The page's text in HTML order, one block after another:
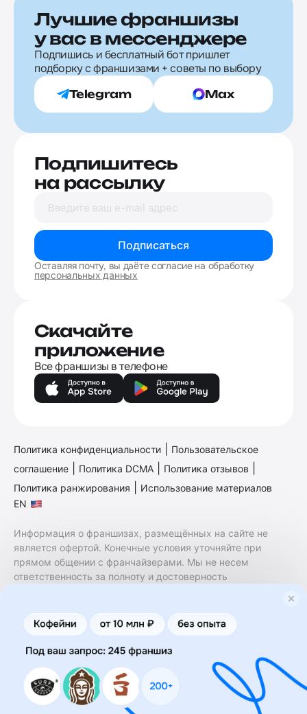
Лучшие франшизы
у вас в мессенджере
Подпишись и бесплатный бот пришлет
подборку с франшизами + советы по выбору
Telegram Max
Подпишитесь
на рассылку
Подписаться
Оставляя почту, вы даёте согласие на обработку
персональных данных
Скачайте
приложение
Все франшизы в телефоне
Политика конфиденциальности
Пользовательское
соглашение
Политика DCMA Политика отзывов
Политика ранжирования
Использование материалов
EN
Информация о франшизах, размещённых на сайте не
является офертой. Конечные условия уточняйте при
прямом общении с франчайзерами. Мы не несем
ответственность за полноту и достоверность
финансовые услуги. Заключение договоров
коммерческой концессии (франчайзинга) осуществляется
правообладателями/их представителями. Бизнесменс.ру
не является посредником или представителем
правообладателя и не несет ответственность за условия
предоставления франшизы и действия лиц,
осуществленные на основании информации, имеющейся